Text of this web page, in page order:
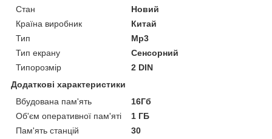
Стан
Новий
Країна виробник
Китай
Тип
Mp3
Тип екрану
Сенсорний
Типорозмір
2 DIN
Додаткові характеристики
Вбудована пам'ять
16Гб
Об'єм оперативної пам'яті
1 ГБ
Пам'ять станцій
30